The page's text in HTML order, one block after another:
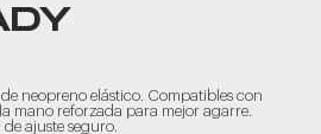
neopreno elástico. Compatibles con
mano reforzada para mejor agarre.
ajuste seguro.